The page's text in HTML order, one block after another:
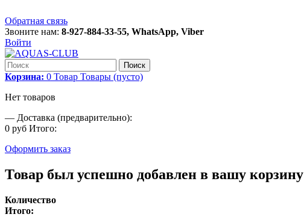
Обратная связь
Звоните нам: 8-927-884-33-55, WhatsApp, Viber
Войти
Поиск
Корзина: 0 Товар Товары (пусто)
Нет товаров
— Доставка (предварительно):
0 руб Итого:
Оформить заказ
Товар был успешно добавлен в вашу корзину
Количество
Итого: